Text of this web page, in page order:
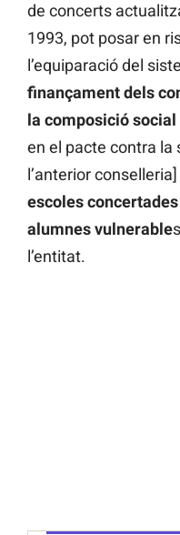
de concerts
1993, pot posar en
l’equiparació del
finançament dels
la composició
en el pacte contra la
l’anterior conselleria]
escoles
alumnes vulnerable
l’entitat.